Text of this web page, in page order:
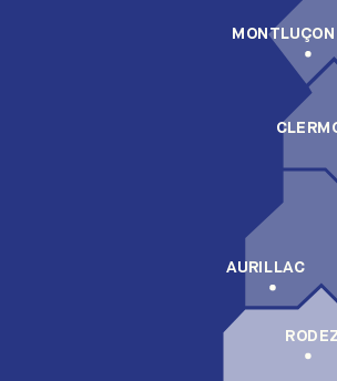
AURILLAC
MONTLUÇON